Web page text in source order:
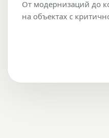
От модернизаций до
на объектах с